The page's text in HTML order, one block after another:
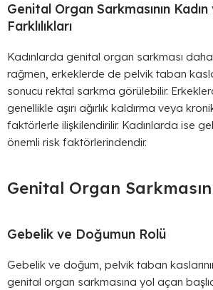
Genital Organ Sarkmasının
Farklılıkları
Kadınlarda genital organ sarkması daha
rağmen, erkeklerde de pelvik taban
sonucu rektal sarkma görülebilir.
genellikle aşırı ağırlık kaldırma veya
faktörlerle ilişkilendirilir. Kadınlarda ise
önemli risk faktörlerindendir.
Genital Organ
Gebelik ve Doğumun Rolü
Gebelik ve doğum, pelvik taban
genital organ sarkmasına yol açan